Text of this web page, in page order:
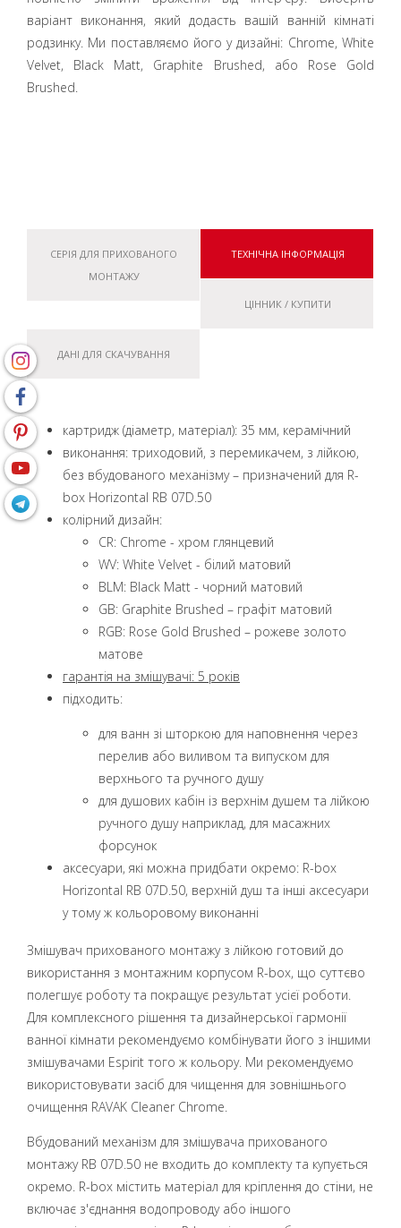
варіант виконання, який додасть вашій ванній кімнаті
родзинку. Ми поставляємо його у дизайні: Chrome, White
Velvet, Black Matt, Graphite Brushed, або Rose Gold
Brushed.
СЕРІЯ ДЛЯ ПРИХОВАНОГО
МОНТАЖУ
ТЕХНІЧНА ІНФОРМАЦІЯ
ЦІННИК / КУПИТИ
ДАНІ ДЛЯ СКАЧУВАННЯ
картридж (діаметр, матеріал): 35 мм, керамічний
виконання: триходовий, з перемикачем, з лійкою,
без вбудованого механізму – призначений для R-
box Horizontal RB 07D.50
колірний дизайн:
CR: Chrome - хром глянцевий
WV: White Velvet - білий матовий
BLM: Black Matt - чорний матовий
GB: Graphite Brushed – графіт матовий
RGB: Rose Gold Brushed – рожеве золото
матове
гарантія на змішувачі: 5 років
підходить:
для ванн зі шторкою для наповнення через
перелив або виливом та випуском для
верхнього та ручного душу
для душових кабін із верхнім душем та лійкою
ручного душу наприклад, для масажних
форсунок
аксесуари, які можна придбати окремо: R-box
Horizontal RB 07D.50, верхній душ та інші аксесуари
у тому ж кольоровому виконанні
Змішувач прихованого монтажу з лійкою готовий до
використання з монтажним корпусом R-box, що суттєво
полегшує роботу та покращує результат усієї роботи.
Для комплексного рішення та дизайнерської гармонії
ванної кімнати рекомендуємо комбінувати його з іншими
змішувачами Espirit того ж кольору. Ми рекомендуємо
використовувати засіб для чищення для зовнішнього
очищення RAVAK Cleaner Chrome.
Вбудований механізм для змішувача прихованого
монтажу RB 07D.50 не входить до комплекту та купується
окремо. R-box містить матеріал для кріплення до стіни, не
включає з'єднання водопроводу або іншого